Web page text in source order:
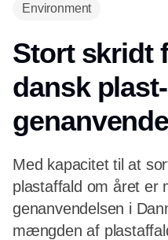
Environment
Stort skridt
dansk plast-
Med kapacitet til at
plastaffald om året er
genanvendelsen i
mængden af